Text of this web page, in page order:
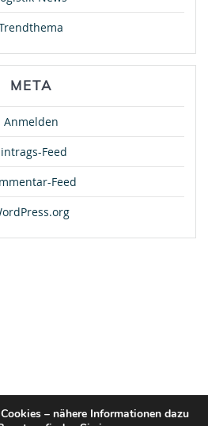
META
Anmelden
Feed
Feed
– nähere Informationen dazu